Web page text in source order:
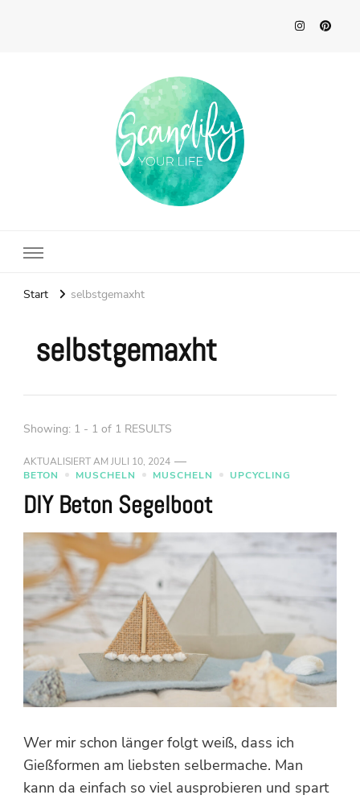
Start selbstgemaxht
selbstgemaxht
Showing: 1 - 1 of 1 RESULTS
AKTUALISIERT AM JULI 10, 2024
BETON
MUSCHELN MUSCHELN UPCYCLING
DIY Beton Segelboot
Wer mir schon länger folgt weiß, dass ich
Gießformen am liebsten selbermache. Man
kann da einfach so viel ausprobieren und spart